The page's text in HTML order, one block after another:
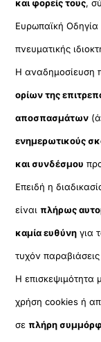
και φορείς τους,
Ευρωπαϊκή Οδηγία
πνευματικής
Η αναδημοσίευση
ορίων της
αποσπασμάτων
ενημερωτικούς
και συνδέσμου
Επειδή η
είναιπλήρως
καμία ευθύνη για
τυχόν
Η επισκεψιμότητα
χρήση cookies ή
σεπλήρη